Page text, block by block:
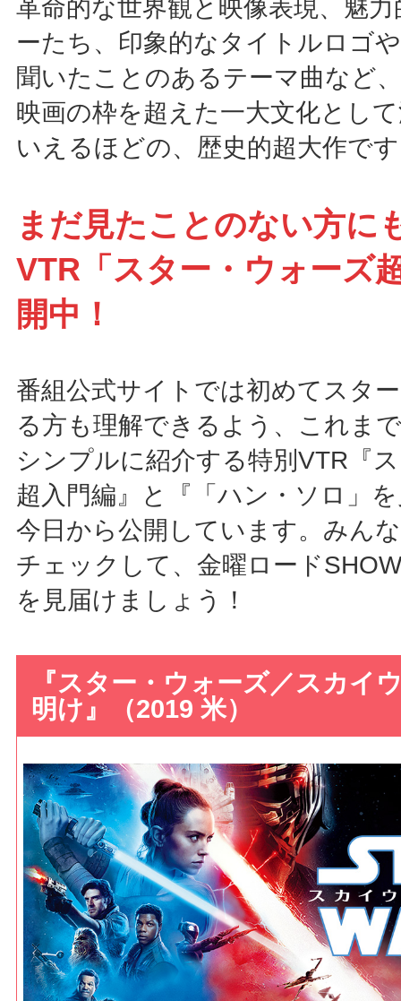
革命的な世界観と映像表現、魅
ーたち、印象的なタイトルロゴ
聞いたことのあるテーマ曲など
映画の枠を超えた一大文化とし
いえるほどの、歴史的超大作で
まだ見たことのない方に
VTR「スター・ウォーズ
開中！
番組公式サイトでは初めてスタ
る方も理解できるよう、これま
シンプルに紹介する特別VTR『
超入門編』と『「ハン・ソロ」
今日から公開しています。みん
チェックして、金曜ロード
を見届けましょう！
『スター・ウォーズ／スカイ
明け』（2019 米）